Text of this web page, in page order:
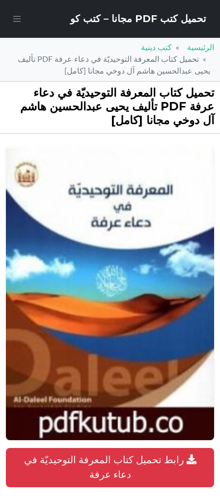
تحميل كتب PDF مجانا – كتب كو
الرئيسية
كتب دينية
تحميل كتاب المعرفة التوحيديّة في دعاء عرفة PDF تأليف
يحيى عبدالحسين هاشم آل دوخي مجانا [كامل]
تحميل كتاب المعرفة التوحيديّة في دعاء
عرفة PDF تأليف يحيى عبدالحسين هاشم
آل دوخي مجانا [كامل]
رابط تحميل كتاب المعرفة التوحيديّة في
دعاء عرفة